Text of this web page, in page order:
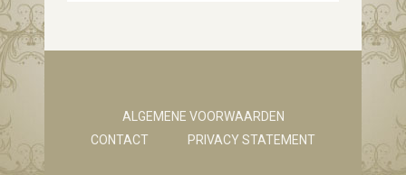
ALGEMENE VOORWAARDEN
CONTACT
PRIVACY STATEMENT